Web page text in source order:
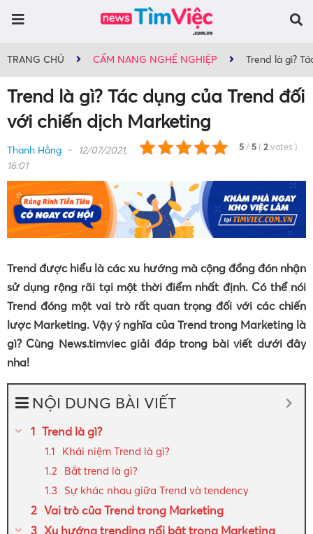
TRANG CHỦ CẨM NANG NGHỀ NGHIỆP Trend là gì?
Trend là gì? Tác dụng của Trend đối
với chiến dịch Marketing
5 / 5 ( 2 votes )
Thanh Hằng
12/07/2021,
16:01
Trend được hiểu là các xu hướng mà cộng đồng đón nhận
sử dụng rộng rãi tại một thời điểm nhất định. Có thể nói
Trend đóng một vai trò rất quan trọng đối với các chiến
lược Marketing. Vậy ý nghĩa của Trend trong Marketing là
gì? Cùng News.timviec giải đáp trong bài viết dưới đây
nha!
NỘI DUNG BÀI VIẾT
Trend là gì?
Khái niệm Trend là gì?
Bắt trend là gì?
Sự khác nhau giữa Trend và tendency
Vai trò của Trend trong Marketing
Xu hướng trending nổi bật trong Marketing